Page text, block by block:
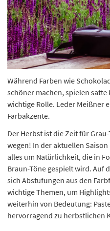
Während Farben wie
schöner machen, spielen
wichtige Rolle. Leder Meißner
Farbakzente.
Der Herbst ist die Zeit für
wegen! In der aktuellen
alles um Natürlichkeit, die in
Braun-Töne gespielt wird. Auf
sich Abstufungen aus den
wichtige Themen, um
weiterhin von Bedeutung:
hervorragend zu herbstlichen